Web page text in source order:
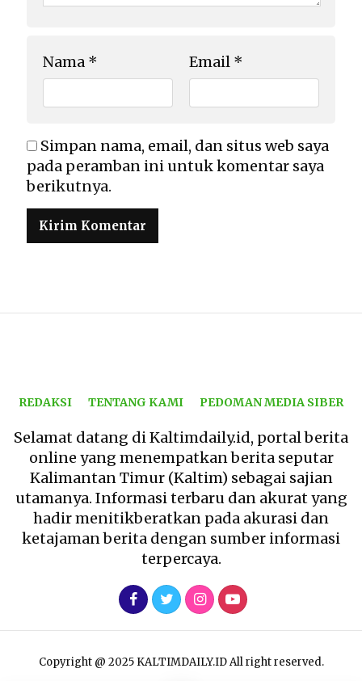
Nama * Email *
Simpan nama, email, dan situs web saya
pada peramban ini untuk komentar saya
berikutnya.
REDAKSI TENTANG KAMI PEDOMAN MEDIA SIBER
Selamat datang di Kaltimdaily.id, portal berita
online yang menempatkan berita seputar
Kalimantan Timur (Kaltim) sebagai sajian
utamanya. Informasi terbaru dan akurat yang
hadir menitikberatkan pada akurasi dan
ketajaman berita dengan sumber informasi
terpercaya.
Copyright @ 2025 KALTIMDAILY.ID All right reserved.